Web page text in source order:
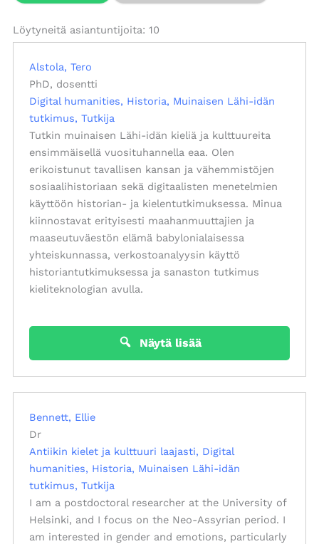
Löytyneitä asiantuntijoita: 10
Alstola, Tero
PhD, dosentti
Digital humanities
Historia Muinaisen Lähi-idän
tutkimus Tutkija
Tutkin muinaisen Lähi-idän kieliä ja kulttuureita
ensimmäisellä vuosituhannella eaa. Olen
erikoistunut tavallisen kansan ja vähemmistöjen
sosiaalihistoriaan sekä digitaalisten menetelmien
käyttöön historian- ja kielentutkimuksessa. Minua
kiinnostavat erityisesti maahanmuuttajien ja
maaseutuväestön elämä babylonialaisessa
yhteiskunnassa, verkostoanalyysin käyttö
historiantutkimuksessa ja sanaston tutkimus
kieliteknologian avulla.
Näytä lisää
Bennett, Ellie
Dr
Antiikin kielet ja kulttuuri laajasti
Digital
humanities
Historia Muinaisen Lähi-idän
tutkimus Tutkija
I am a postdoctoral researcher at the University of
Helsinki, and I focus on the Neo-Assyrian period. I
am interested in gender and emotions, particularly